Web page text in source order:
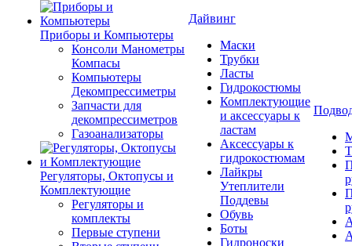
Приборы и Компьютеры
Консоли Манометры
Компасы
Компьютеры
Декомпрессиметры
Запчасти для
декомпрессиметров
Газоанализаторы
Регуляторы, Октопусы и
Комплектующие
Регуляторы и
комплекты
Первые ступени
Дайвинг
Маски
Трубки
Ласты
Гидрокостюмы
Комплектующие
и аксессуары к
ластам
Аксессуары к
гидрокостюмам
Лайкры
Утеплители
Поддевы
Обувь
Боты
Гидроноски